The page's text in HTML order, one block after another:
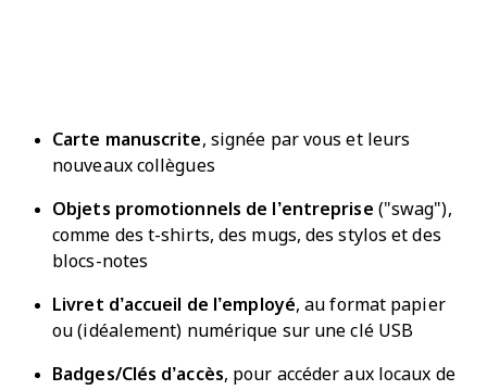
Carte manuscrite, signée par vous et leurs
nouveaux collègues
Objets promotionnels de l’entreprise ("swag"),
comme des t-shirts, des mugs, des stylos et des
blocs-notes
Livret d’accueil de l’employé, au format papier
ou (idéalement) numérique sur une clé USB
Badges/Clés d’accès, pour accéder aux locaux de